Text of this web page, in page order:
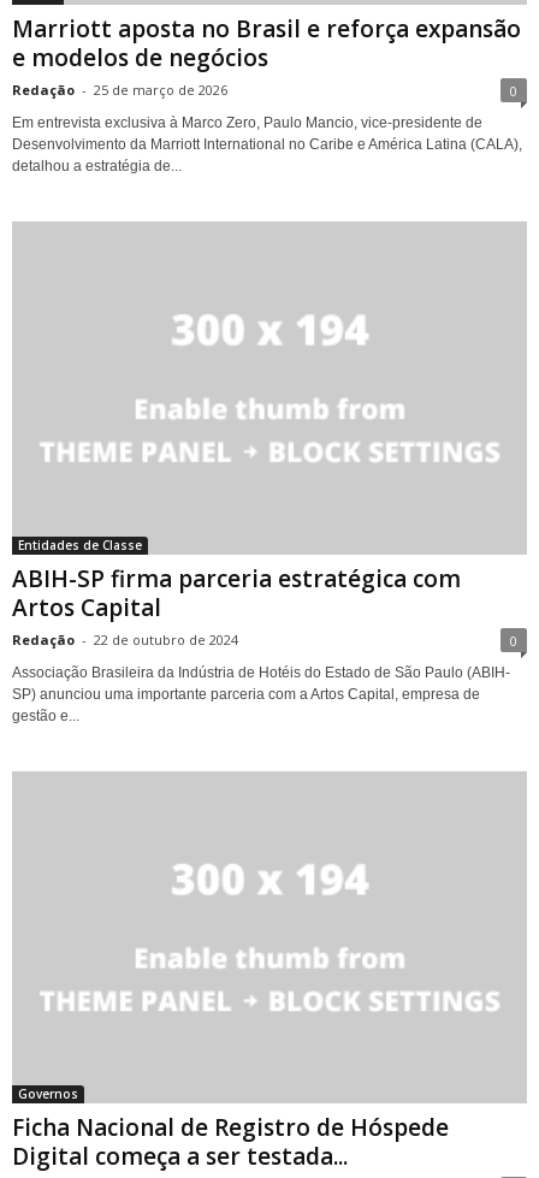
Marriott aposta no Brasil e reforça expansão
e modelos de negócios
Redação - 25 de março de 2026 0
Em entrevista exclusiva à Marco Zero, Paulo Mancio, vice-presidente de
Desenvolvimento da Marriott International no Caribe e América Latina (CALA),
detalhou a estratégia de...
Entidades de Classe
ABIH-SP firma parceria estratégica com
Artos Capital
Redação - 22 de outubro de 2024 0
Associação Brasileira da Indústria de Hotéis do Estado de São Paulo (ABIH-
SP) anunciou uma importante parceria com a Artos Capital, empresa de
gestão e...
Governos
Ficha Nacional de Registro de Hóspede
Digital começa a ser testada...